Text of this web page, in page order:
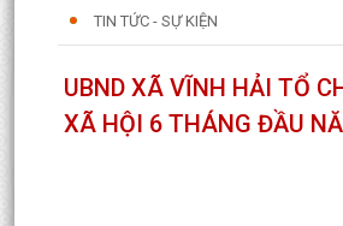
TIN TỨC - SỰ KIỆN
UBND XÃ VĨNH HẢI TỔ
XÃ HỘI 6 THÁNG ĐẦU